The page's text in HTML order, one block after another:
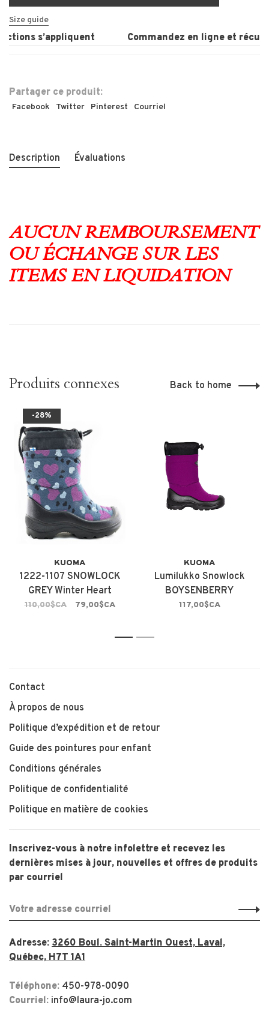
Size guide
s’appliquent Commandez en ligne et
Partager ce produit:
Facebook Twitter Pinterest Courriel
Description Évaluations
AUCUN REMBOURSEMENT
OU ÉCHANGE SUR LES
ITEMS EN LIQUIDATION
Produits connexes Back to home
-28%
KUOMA
1222-1107 SNOWLOCK
GREY Winter Heart
110,00$CA 79,00$CA
KUOMA
Lumilukko Snowlock
BOYSENBERRY
117,00$CA
1 2
Contact
À propos de nous
Politique d’expédition et de retour
Guide des pointures pour enfant
Conditions générales
Politique de confidentialité
Politique en matière de cookies
Inscrivez-vous à notre infolettre et recevez les
dernières mises à jour, nouvelles et offres de produits
par courriel
Adresse: 3260 Boul. Saint-Martin Ouest, Laval,
Québec, H7T 1A1
Téléphone: 450-978-0090
Courriel: info@laura-jo.com